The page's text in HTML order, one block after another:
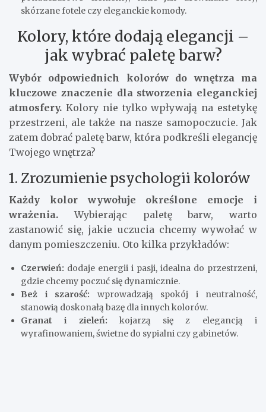
skórzane fotele czy eleganckie komody.
Kolory, które dodają elegancji –
jak wybrać paletę barw?
Wybór odpowiednich kolorów do wnętrza ma
kluczowe znaczenie dla stworzenia eleganckiej
atmosfery. Kolory nie tylko wpływają na estetykę
przestrzeni, ale także na nasze samopoczucie. Jak
zatem dobrać paletę barw, która podkreśli elegancję
Twojego wnętrza?
1. Zrozumienie psychologii kolorów
Każdy kolor wywołuje określone emocje i
wrażenia.Wybierając paletę barw, warto
zastanowić się, jakie uczucia chcemy wywołać w
danym pomieszczeniu. Oto kilka przykładów:
Czerwień: dodaje energii i pasji, idealna do przestrzeni,
gdzie chcemy poczuć się dynamicznie.
Beż i szarość: wprowadzają spokój i neutralność,
stanowią doskonałą bazę dla innych kolorów.
Granat i zieleń: kojarzą się z elegancją i
wyrafinowaniem, świetne do sypialni czy gabinetów.